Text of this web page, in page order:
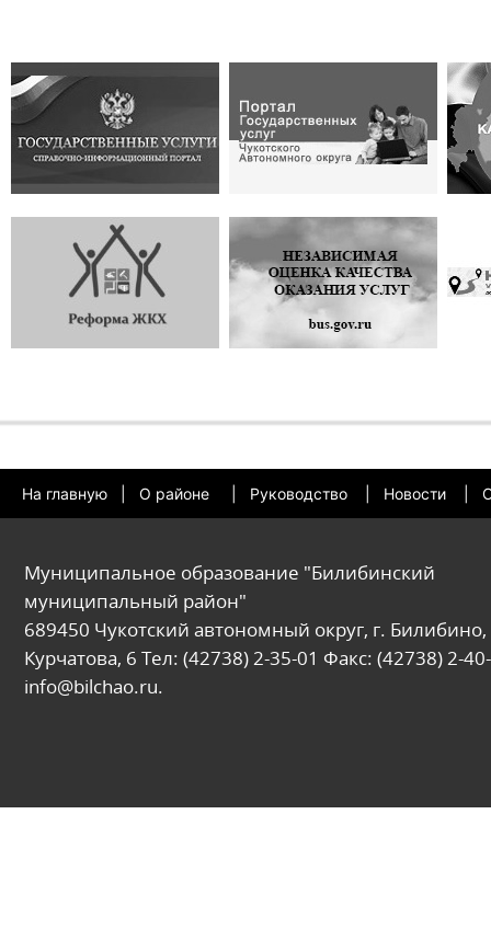
На главную О районе Руководство Новости
Муниципальное образование "Билибинский
муниципальный район"
689450 Чукотский автономный округ, г. Билибино,
Курчатова, 6 Тел: (42738) 2-35-01 Факс: (42738) 2-
info@bilchao.ru.